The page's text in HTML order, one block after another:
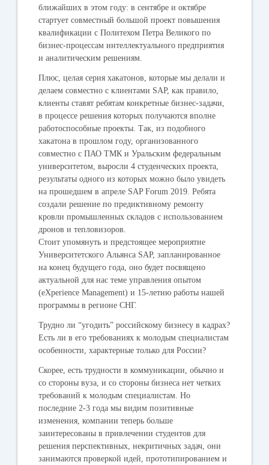
ближайших в этом году: в сентябре и октябре
стартует совместный большой проект повышения
квалификации с Политехом Петра Великого по
бизнес-процессам интеллектуального предприятия
и аналитическим решениям.
Плюс, целая серия хакатонов, которые мы делали и
делаем совместно с клиентами SAP, как правило,
клиенты ставят ребятам конкретные бизнес-задачи,
в процессе решения которых получаются вполне
работоспособные проекты. Так, из подобного
хакатона в прошлом году, организованного
совместно с ПАО ТМК и Уральским федеральным
университетом, выросли 4 студенческих проекта,
результаты одного из которых можно было увидеть
на прошедшем в апреле SAP Forum 2019. Ребята
создали решение по предиктивному ремонту
кровли промышленных складов с использованием
дронов и тепловизоров.
Стоит упомянуть и предстоящее мероприятие
Университетского Альянса SAP, запланированное
на конец будущего года, оно будет посвящено
актуальной для нас теме управления опытом
(eXperience Management) и 15-летию работы нашей
программы в регионе СНГ.
Трудно ли “угодить” российскому бизнесу в кадрах?
Есть ли в его требованиях к молодым специалистам
особенности, характерные только для России?
Скорее, есть трудности в коммуникации, обычно и
со стороны вуза, и со стороны бизнеса нет четких
требований к молодым специалистам. Но
последние 2-3 года мы видим позитивные
изменения, компании теперь больше
заинтересованы в привлечении студентов для
решения перспективных, некритичных задач, они
занимаются проверкой идей, прототипированием и